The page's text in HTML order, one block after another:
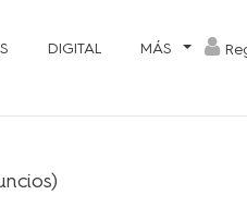
DIGITAL MÁS